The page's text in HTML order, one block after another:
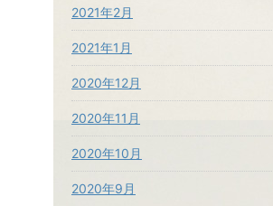
2021年2月
2021年1月
2020年12月
2020年11月
2020年10月
2020年9月